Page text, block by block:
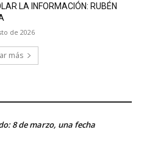
LA INFORMACIÓN: RUBÉN
de 2026
más
8 de marzo, una fecha